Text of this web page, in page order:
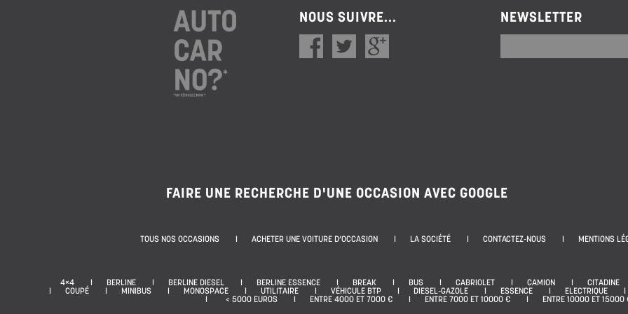
NOUS SUIVRE... NEWSLETTER
FAIRE UNE RECHERCHE D'UNE OCCASION AVEC GOOGLE
TOUS NOS OCCASIONS ACHETER UNE VOITURE D’OCCASION LA SOCIÉTÉ CONTACTEZ-NOUS MENTIONS
4×4 BERLINE BERLINE DIESEL BERLINE ESSENCE BREAK BUS CABRIOLET CAMION
CITADINE
COUPÉ
MINIBUS MONOSPACE UTILITAIRE VÉHICULE BTP DIESEL-GAZOLE ESSENCE
ELECTRIQUE
< 5000 EUROS
ENTRE 4000 ET 7000 € ENTRE 7000 ET 10000 € ENTRE 10000 ET 15000